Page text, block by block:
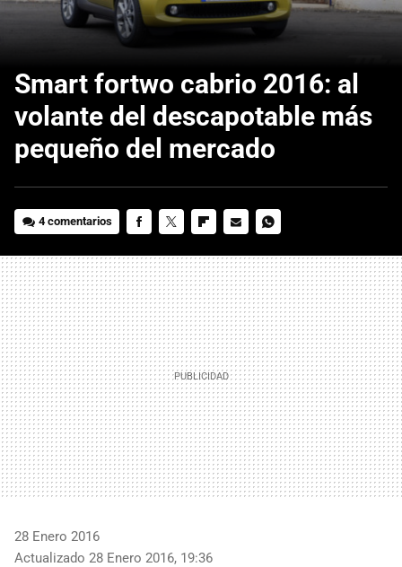
Smart fortwo cabrio 2016: al
volante del descapotable más
pequeño del mercado
4 comentarios
MAIL
28 Enero 2016
Actualizado 28 Enero 2016, 19:36